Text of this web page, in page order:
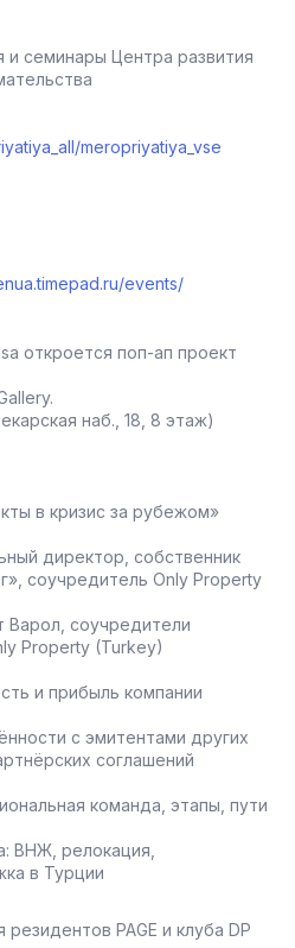
семинары Центра развития
meropriyatiya_vse
events/
откроется поп-ап проект
наб., 18, 8 этаж)
в кризис за рубежом»
директор, собственник
соучредитель Only Property
Варол, соучредители
Property (Turkey)
и прибыль компании
с эмитентами других
соглашений
команда, этапы, пути
ВНЖ, релокация,
в Турции
резидентов PAGE и клуба DP